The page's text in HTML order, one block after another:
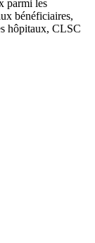
parmi les
bénéficiaires,
hôpitaux, CLSC